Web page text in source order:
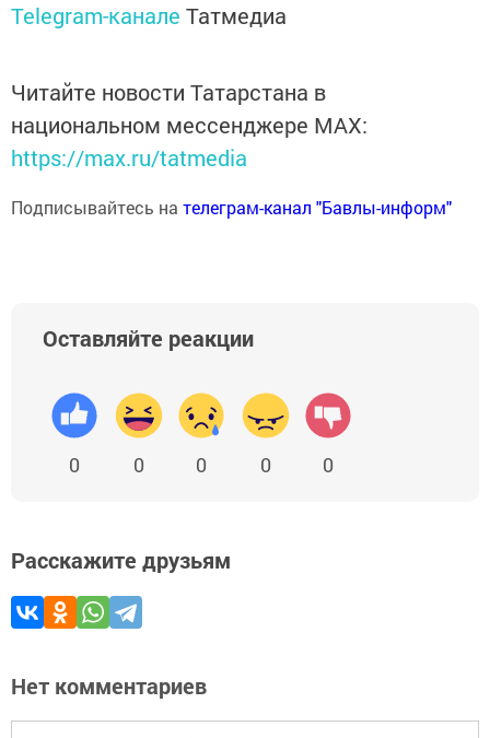
Telegram-канале Татмедиа
Читайте новости Татарстана в
национальном мессенджере MАХ:
https://max.ru/tatmedia
Подписывайтесь на телеграм-канал "Бавлы-информ"
Оставляйте реакции
0 0 0 0 0
Расскажите друзьям
Нет комментариев